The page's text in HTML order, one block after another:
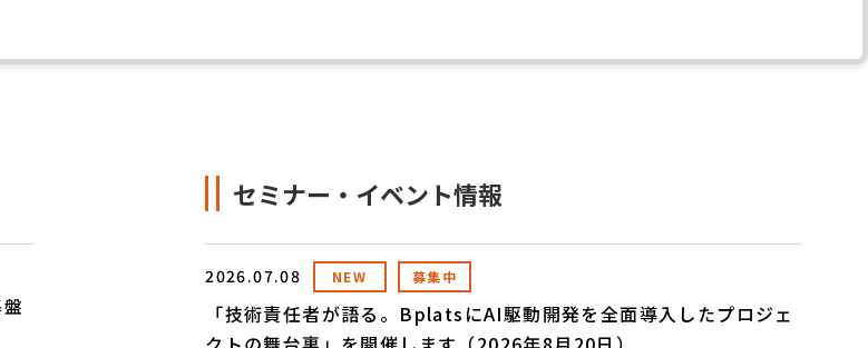
セミナー・イベント情報
2026.07.08 NEW 募集中
「技術責任者が語る。BplatsにAI駆動開発を全面導入したプロジェ